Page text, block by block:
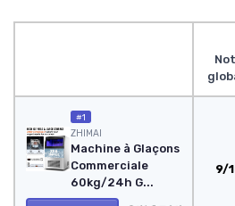
#1
ZHIMAI
Machine à Glaçons
Commerciale
60kg/24h G...
9/